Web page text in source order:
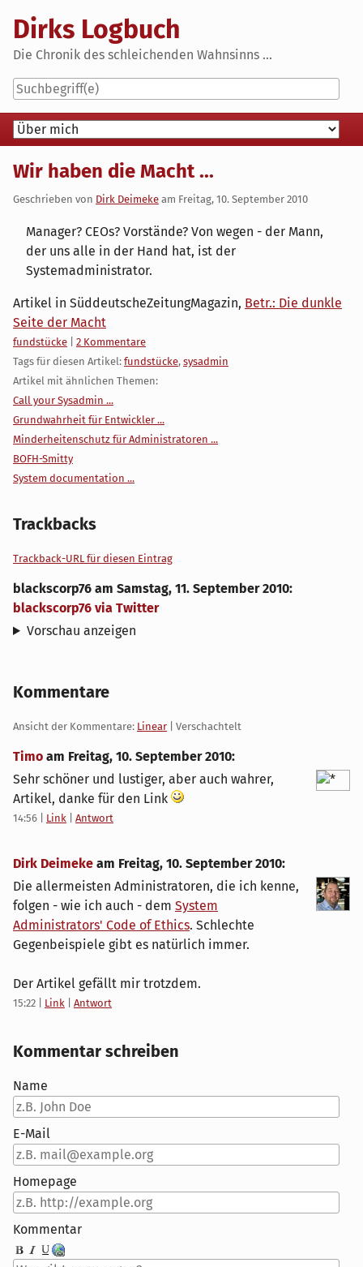
content
Dirks Logbuch
Die Chronik des schleichenden Wahnsinns ...
Navigation
Wir haben die Macht ...
Geschrieben von Dirk Deimeke am Freitag, 10. September 2010
Manager? CEOs? Vorstände? Von wegen - der Mann,
der uns alle in der Hand hat, ist der
Systemadministrator.
Artikel in SüddeutscheZeitungMagazin, Betr.: Die dunkle
Seite der Macht
Kategorien:
fundstücke
2 Kommentare
Tags für diesen Artikel: fundstücke, sysadmin
Artikel mit ähnlichen Themen:
Call your Sysadmin ...
Grundwahrheit für Entwickler ...
Minderheitenschutz für Administratoren ...
BOFH-Smitty
System documentation ...
Trackbacks
Trackback-URL für diesen Eintrag
blackscorp76 am Samstag, 11. September 2010:
blackscorp76 via Twitter
Vorschau anzeigen
Kommentare
Ansicht der Kommentare: Linear | Verschachtelt
Timo am Freitag, 10. September 2010:
Sehr schöner und lustiger, aber auch wahrer,
Artikel, danke für den Link
14:56 Link Antwort
Dirk Deimeke am Freitag, 10. September 2010:
Die allermeisten Administratoren, die ich kenne,
folgen - wie ich auch - dem System
Administrators' Code of Ethics. Schlechte
Gegenbeispiele gibt es natürlich immer.
Der Artikel gefällt mir trotzdem.
15:22 Link Antwort
Kommentar schreiben
Name
E-Mail
Homepage
Kommentar